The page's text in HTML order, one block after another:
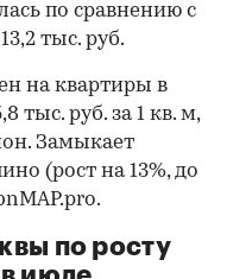
по сравнению с
тыс. руб.
на квартиры в
тыс. руб. за 1 кв. м,
Замыкает
(рост на 13%, до
по росту